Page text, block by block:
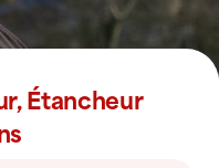
Étancheur